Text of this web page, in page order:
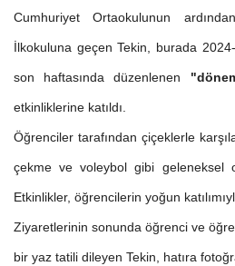
Cumhuriyet Ortaokulunun
İlkokuluna geçen Tekin, burada
son haftasında düzenlenen
etkinliklerine katıldı.
Öğrenciler tarafından çiçeklerle
çekme ve voleybol gibi geleneksel
Etkinlikler, öğrencilerin yoğun
Ziyaretlerinin sonunda öğrenci ve
bir yaz tatili dileyen Tekin, hatıra